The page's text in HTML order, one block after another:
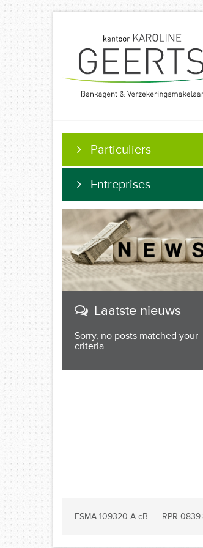
Particuliers
Entreprises
Laatste nieuws
Sorry, no posts matched your
criteria.
FSMA 109320 A-cB RPR